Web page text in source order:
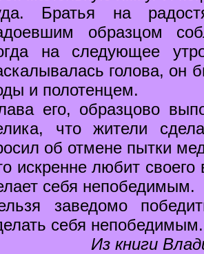
Братья на
образцом
на следующее
голова, он
и полотенцем.
его, образцово
что жители
об отмене пытки
искренне любит своего
себя непобедимым.
заведомо
себя непобедимым.
Из книги